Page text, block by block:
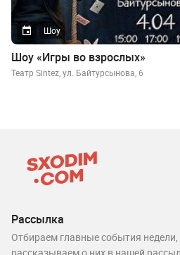
Шоу
Шоу «Игры во взрослых»
Театр Sintez, ул. Байтурсынова, 6
Рассылка
Отбираем главные события недели,